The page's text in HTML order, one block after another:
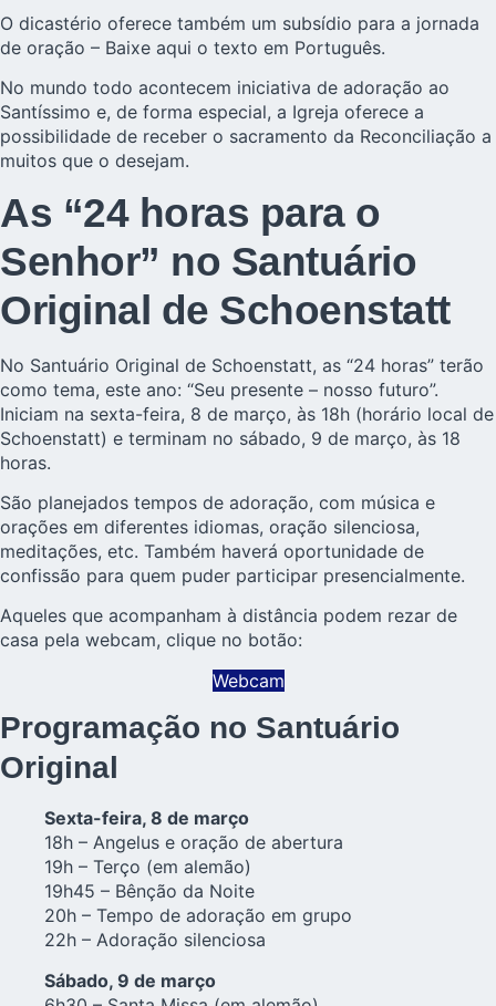
O dicastério oferece também um subsídio para a jornada
de oração – Baixe aqui o texto em Português.
No mundo todo acontecem iniciativa de adoração ao
Santíssimo e, de forma especial, a Igreja oferece a
possibilidade de receber o sacramento da Reconciliação a
muitos que o desejam.
As “24 horas para o
Senhor” no Santuário
Original de Schoenstatt
No Santuário Original de Schoenstatt, as “24 horas” terão
como tema, este ano: “Seu presente – nosso futuro”.
Iniciam na sexta-feira, 8 de março, às 18h (horário local de
Schoenstatt) e terminam no sábado, 9 de março, às 18
horas.
São planejados tempos de adoração, com música e
orações em diferentes idiomas, oração silenciosa,
meditações, etc. Também haverá oportunidade de
confissão para quem puder participar presencialmente.
Aqueles que acompanham à distância podem rezar de
casa pela webcam, clique no botão:
Webcam
Programação no Santuário
Original
Sexta-feira, 8 de março
18h – Angelus e oração de abertura
19h – Terço (em alemão)
19h45 – Bênção da Noite
20h – Tempo de adoração em grupo
22h – Adoração silenciosa
Sábado, 9 de março